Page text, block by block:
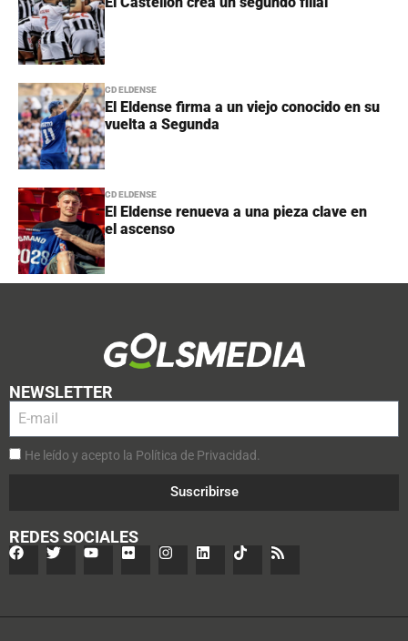
CD ELDENSE
El Eldense firma a un viejo conocido en su
vuelta a Segunda
CD ELDENSE
El Eldense renueva a una pieza clave en
el ascenso
NEWSLETTER
He leído y acepto la Política de Privacidad.
Suscribirse
REDES SOCIALES